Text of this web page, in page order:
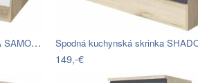
SPODNÁ KUCHYNSKÁ SKRINKA SAMOA US 100 Spodná kuchynská skrinka
149,-€